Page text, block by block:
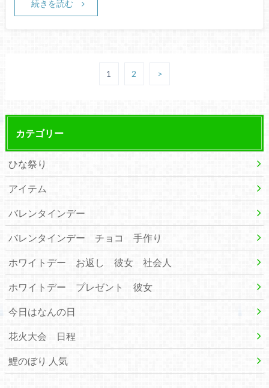
続きを読む
1 2 >
カテゴリー
ひな祭り
アイテム
バレンタインデー
バレンタインデー チョコ 手作り
ホワイトデー お返し 彼女 社会人
ホワイトデー プレゼント 彼女
今日はなんの日
花火大会 日程
鯉のぼり 人気